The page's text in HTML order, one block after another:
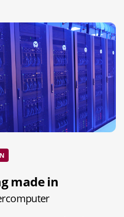
made in